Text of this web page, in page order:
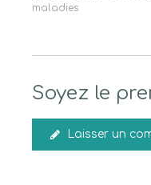
maladies
Soyez le
Laisser un